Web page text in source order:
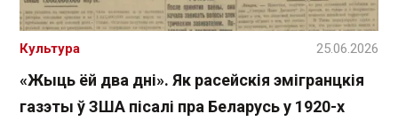
«Жыць ёй два дні». Як расейскія эмігранцкія
газэты ў ЗША пісалі пра Беларусь у 1920-х
Культура 25.06.2026